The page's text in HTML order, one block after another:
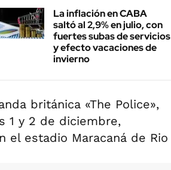
La inflación en CABA
saltó al 2,9% en julio, con
fuertes subas de servicios
y efecto vacaciones de
invierno
británica «The Police»,
1 y 2 de diciembre,
el estadio Maracaná de Rio